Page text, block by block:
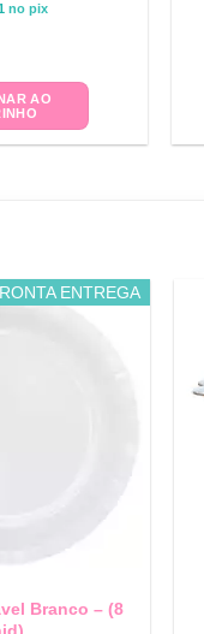
no pix
AO
ENTREGA
Branco – (8